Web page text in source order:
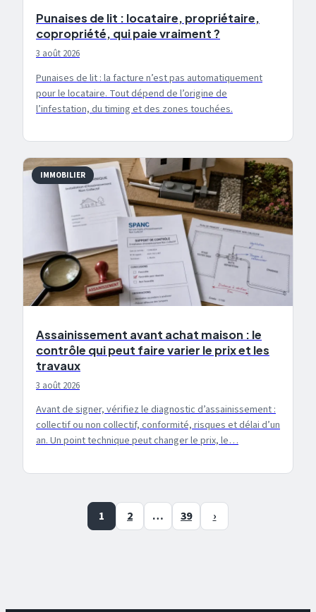
Punaises de lit : locataire, propriétaire,
copropriété, qui paie vraiment ?
3 août 2026
Punaises de lit : la facture n’est pas automatiquement
pour le locataire. Tout dépend de l’origine de
l’infestation, du timing et des zones touchées.
IMMOBILIER
Assainissement avant achat maison : le
contrôle qui peut faire varier le prix et les
travaux
3 août 2026
Avant de signer, vérifiez le diagnostic d’assainissement :
collectif ou non collectif, conformité, risques et délai d’un
an. Un point technique peut changer le prix, le…
1 2 … 39 ›